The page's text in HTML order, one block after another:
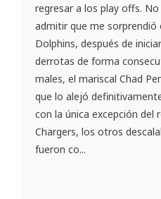
regresar a los play offs.
admitir que me sorprendió
Dolphins, después de
derrotas de forma
males, el mariscal Chad
que lo alejó
con la única excepción del
Chargers, los otros
fueron co...